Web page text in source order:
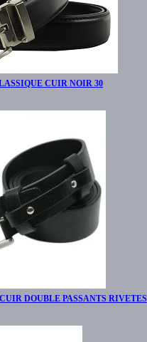
CUIR NOIR 30
DOUBLE PASSANTS RIVETES